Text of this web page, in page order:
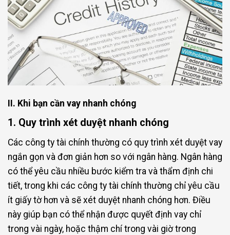
II. Khi bạn cần vay nhanh chóng
1. Quy trình xét duyệt nhanh chóng
Các công ty tài chính thường có quy trình xét duyệt vay
ngắn gọn và đơn giản hơn so với ngân hàng. Ngân hàng
có thể yêu cầu nhiều bước kiểm tra và thẩm định chi
tiết, trong khi các công ty tài chính thường chỉ yêu cầu
ít giấy tờ hơn và sẽ xét duyệt nhanh chóng hơn. Điều
này giúp bạn có thể nhận được quyết định vay chỉ
trong vài ngày, hoặc thậm chí trong vài giờ trong